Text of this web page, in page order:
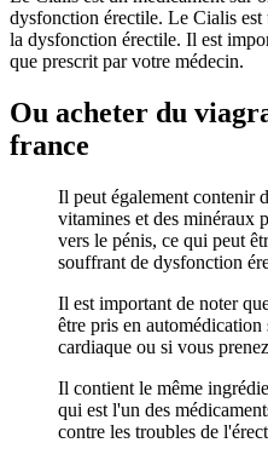
dysfonction érectile. Le Cialis
la dysfonction érectile. Il est
que prescrit par votre médecin.
Ou acheter du
france
Il peut également contenir
vitamines et des minéraux
vers le pénis, ce qui peut
souffrant de dysfonction
Il est important de noter
être pris en
cardiaque ou si vous
Il contient le même
qui est l'un des
contre les troubles de